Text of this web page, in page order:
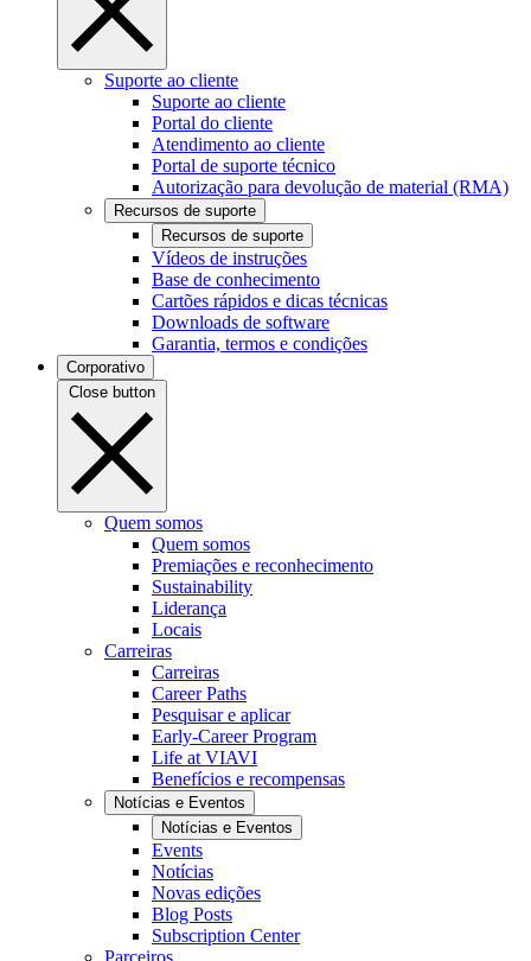
Suporte ao cliente
Suporte ao cliente
Portal do cliente
Atendimento ao cliente
Portal de suporte técnico
Autorização para devolução de material (RMA)
Recursos de suporte
Recursos de suporte
Vídeos de instruções
Base de conhecimento
Cartões rápidos e dicas técnicas
Downloads de software
Garantia, termos e condições
Corporativo
Close button
Quem somos
Quem somos
Premiações e reconhecimento
Sustainability
Liderança
Locais
Carreiras
Carreiras
Career Paths
Pesquisar e aplicar
Early-Career Program
Life at VIAVI
Benefícios e recompensas
Notícias e Eventos
Notícias e Eventos
Events
Notícias
Novas edições
Blog Posts
Subscription Center